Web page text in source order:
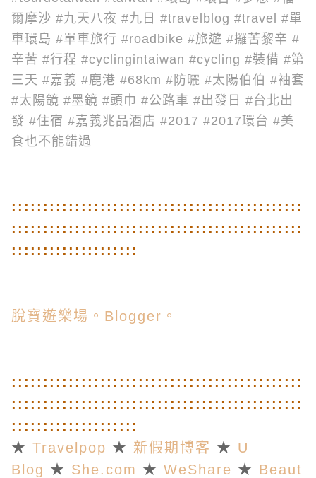
爾摩沙 #九天八夜 #九日 #travelblog #travel #單
車環島 #單車旅行 #roadbike #旅遊 #攞苦黎辛 #
辛苦 #行程 #cyclingintaiwan #cycling #裝備 #第
三天 #嘉義 #鹿港 #68km #防曬 #太陽伯伯 #袖套
#太陽鏡 #墨鏡 #頭巾 #公路車 #出發日 #台北出
發 #住宿 #嘉義兆品酒店 #2017 #2017環台 #美
食也不能錯過
:: :: :: :: :: :: :: :: :: :: :: :: :: :: :: :: :: :: :: :: :: :: ::
:: :: :: :: :: :: :: :: :: :: :: :: :: :: :: :: :: :: :: :: :: :: ::
:: :: :: :: :: :: :: :: :: ::
脫寶遊樂場。Blogger。
:: :: :: :: :: :: :: :: :: :: :: :: :: :: :: :: :: :: :: :: :: :: ::
:: :: :: :: :: :: :: :: :: :: :: :: :: :: :: :: :: :: :: :: :: :: ::
:: :: :: :: :: :: :: :: :: ::
★ Travelpop ★ 新假期博客 ★ U
Blog ★ She.com ★ WeShare ★ Beaut